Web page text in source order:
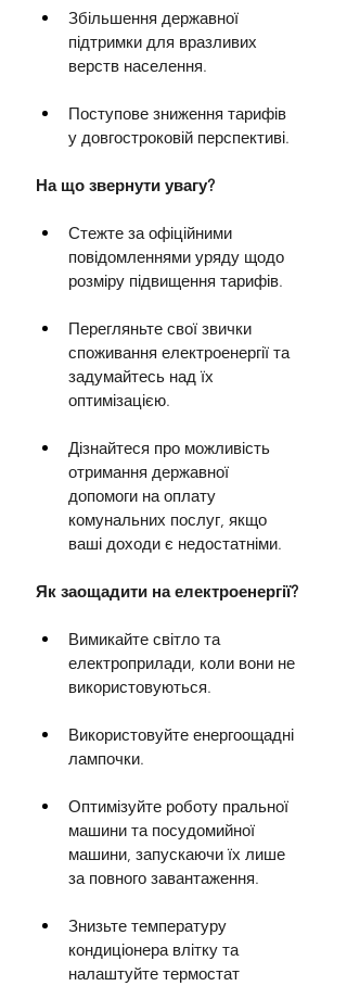
Збільшення державної
підтримки для вразливих
верств населення.
Поступове зниження тарифів
у довгостроковій перспективі.
На що звернути увагу?
Стежте за офіційними
повідомленнями уряду щодо
розміру підвищення тарифів.
Перегляньте свої звички
споживання електроенергії та
задумайтесь над їх
оптимізацією.
Дізнайтеся про можливість
отримання державної
допомоги на оплату
комунальних послуг, якщо
ваші доходи є недостатніми.
Як заощадити на електроенергії?
Вимикайте світло та
електроприлади, коли вони не
використовуються.
Використовуйте енергоощадні
лампочки.
Оптимізуйте роботу пральної
машини та посудомийної
машини, запускаючи їх лише
за повного завантаження.
Знизьте температуру
кондиціонера влітку та
налаштуйте термостат